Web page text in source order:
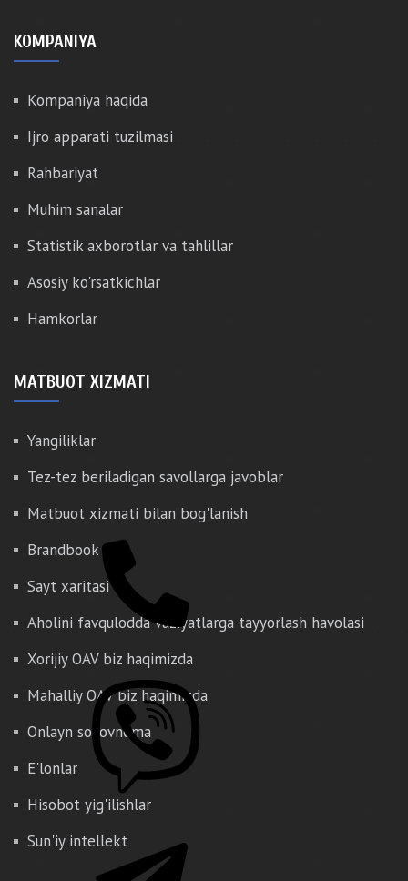
KOMPANIYA
Kompaniya haqida
Ijro apparati tuzilmasi
Rahbariyat
Muhim sanalar
Statistik axborotlar va tahlillar
Asosiy ko'rsatkichlar
Hamkorlar
MATBUOT XIZMATI
Yangiliklar
Tez-tez beriladigan savollarga javoblar
Matbuot xizmati bilan bog'lanish
Brandbook
Sayt xaritasi
Aholini favqulodda vaziyatlarga tayyorlash havolasi
Xorijiy OAV biz haqimizda
Mahalliy OAV biz haqimizda
Onlayn so'rovnoma
E'lonlar
Hisobot yig'ilishlar
Sun'iy intellekt